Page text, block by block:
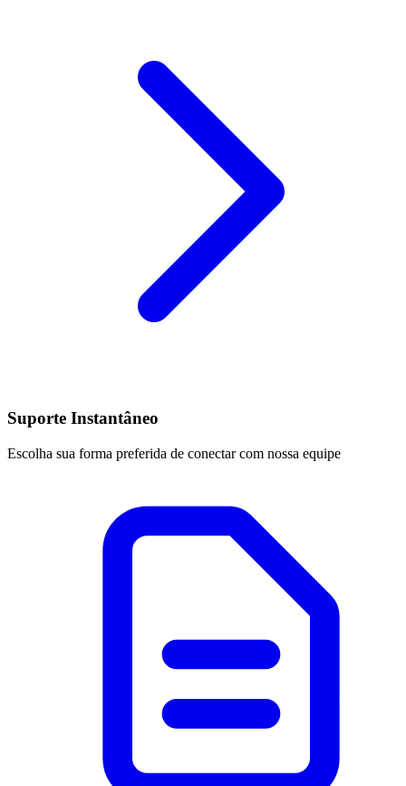
Suporte Instantâneo
Escolha sua forma preferida de conectar com nossa equipe